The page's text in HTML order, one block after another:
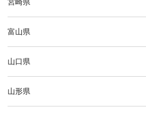
富山県
山口県
山形県